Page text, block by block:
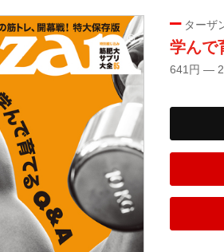
ターザ
学んで
641円 —